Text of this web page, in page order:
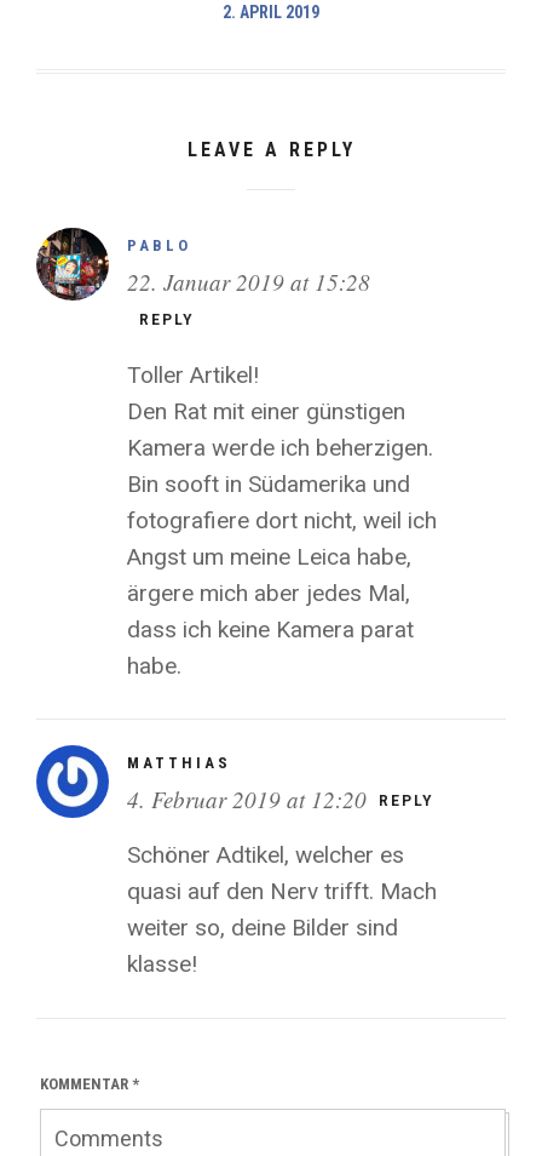
2. APRIL 2019
LEAVE A REPLY
PABLO
22. Januar 2019 at 15:28
REPLY
Toller Artikel!
Den Rat mit einer günstigen
Kamera werde ich beherzigen.
Bin sooft in Südamerika und
fotografiere dort nicht, weil ich
Angst um meine Leica habe,
ärgere mich aber jedes Mal,
dass ich keine Kamera parat
habe.
MATTHIAS
4. Februar 2019 at 12:20 REPLY
Schöner Adtikel, welcher es
quasi auf den Nerv trifft. Mach
weiter so, deine Bilder sind
klasse!
KOMMENTAR *